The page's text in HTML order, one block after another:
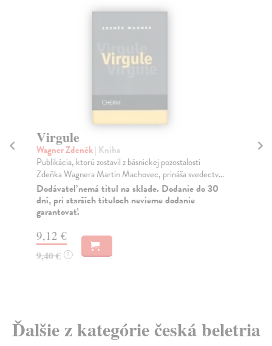
Virgule
Wagner Zdeněk| Kniha
Publikácia, ktorú zostavil z básnickej pozostalosti
Zdeňka Wagnera Martin Machovec, prináša svedectv...
Dodávateľ nemá titul na sklade. Dodanie do 30
dní, pri starších tituloch nevieme dodanie
garantovať.
9,12 €
9,40 € ?
Ďalšie z kategórie česká beletria